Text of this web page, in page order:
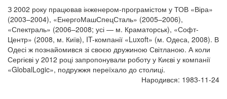
З 2002 року працював інженером-програмістом у ТОВ «Віра»
(2003–2004), «ЕнергоМашСпецСталь» (2005–2006),
«Спектраль» (2006–2008; усі — м. Краматорськ), «Софт-
Центр» (2008, м. Київ), IT-компанії «Luxoft» (м. Одеса, 2008). В
Одесі ж познайомився зі своєю дружиною Світланою. А коли
Сергієві у 2012 році запропонували роботу у Києві у компанії
«GlobalLogic», подружжя переїхало до столиці.
Народився: 1983-11-24